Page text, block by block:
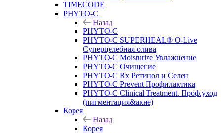
TIMECODE
PHYTO-C
Назад
PHYTO-C
PHYTO-C SUPERHEAL® O-Live
Суперцелебная олива
PHYTO-C Moisturize Увлажнение
PHYTO-C Очищение
PHYTO-C Rx Ретинол и Селен
PHYTO-C Prevent Профилактика
PHYTO-C Clinical Treatment. Проф.уход
(пигментация&акне)
Корея
Назад
Корея